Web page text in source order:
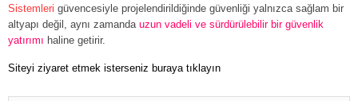
Sistemleri güvencesiyle projelendirildiğinde güvenliği yalnızca sağlam bir
altyapı değil, aynı zamanda uzun vadeli ve sürdürülebilir bir güvenlik
yatırımı haline getirir.
Siteyi ziyaret etmek isterseniz buraya tıklayın